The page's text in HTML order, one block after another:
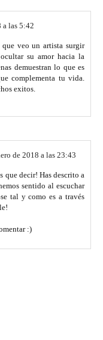
a las 5:42
veo un artista surgir
su amor hacia la
demuestran lo que es
complementa tu vida.
exitos.
de 2018 a las 23:43
que decir! Has descrito a
sentido al escuchar
tal y como es a través
:)